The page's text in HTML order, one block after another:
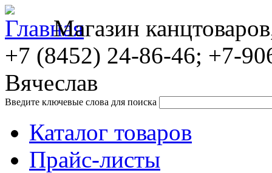
Магазин
+7 (8452) 24-86-46; +7-
Вячеслав
Введите ключевые слова для поиска
Каталог товаров
Прайс-листы